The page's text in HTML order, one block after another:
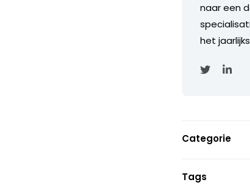
naar een
het
Categorie
Tags